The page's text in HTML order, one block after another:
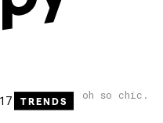
oh so chic.
TRENDS